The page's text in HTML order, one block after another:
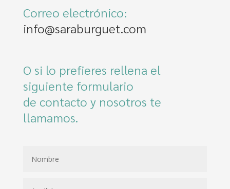
Correo electrónico:
info@saraburguet.com
O si lo prefieres rellena el
siguiente formulario
de contacto y nosotros te
llamamos.